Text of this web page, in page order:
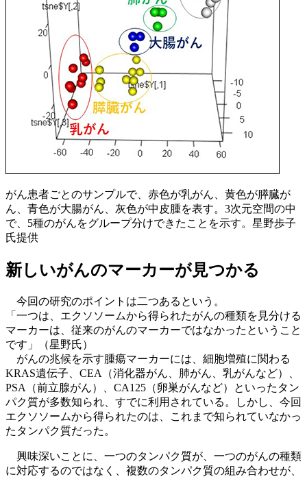
がん患者ごとのサンプルで、赤色が乳がん、黄色が膵臓が
ん、青色が大腸がん、灰色が中皮腫を表す。3次元空間の中
で、5種のがんをグループ分けできたことを示す。星野歩子
氏提供
新しいがんのマーカーが見つかる
今回の研究のポイントは二つあるという。
「一つは、エクソソームから得られたがんの種類を見分ける
マーカーは、従来のがんのマーカーではなかったということ
です」（星野氏）
がんの兆候を示す腫瘍マーカーには、細胞増殖に関わる
KRAS遺伝子、CEA（消化器がん、肺がん、乳がんなど）、
PSA（前立腺がん）、CA125（卵巣がんなど）といったタン
パク質が多数知られ、すでに利用されている。しかし、今回
エクソソームから得られたのは、これまで知られていなかっ
たタンパク質だった。
興味深いことに、一つのタンパク質が、一つのがんの種類
に対応するのではなく、複数のタンパク質の組み合わせが、